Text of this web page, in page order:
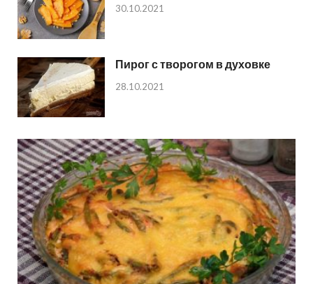
30.10.2021
Пирог с творогом в духовке
28.10.2021